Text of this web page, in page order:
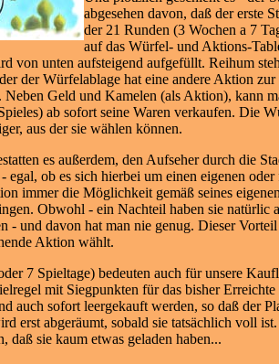
abgesehen davon, daß der erste
der 21 Runden (3 Wochen a 7
auf das Würfel- und Aktions-
von unten aufsteigend aufgefüllt. Reihum
der Würfelablage hat eine andere Aktion
Neben Geld und Kamelen (als Aktion), kann
ab sofort seine Waren verkaufen. Die
aus der sie wählen können.
es außerdem, den Aufseher durch die
egal, ob es sich hierbei um einen eigenen
immer die Möglichkeit gemäß seines
Obwohl - ein Nachteil haben sie natürlic
- und davon hat man nie genug. Dieser
Aktion wählt.
7 Spieltage) bedeuten auch für unsere
mit Siegpunkten für das bisher
auch sofort leergekauft werden, so daß der
erst abgeräumt, sobald sie tatsächlich voll
daß sie kaum etwas geladen haben...